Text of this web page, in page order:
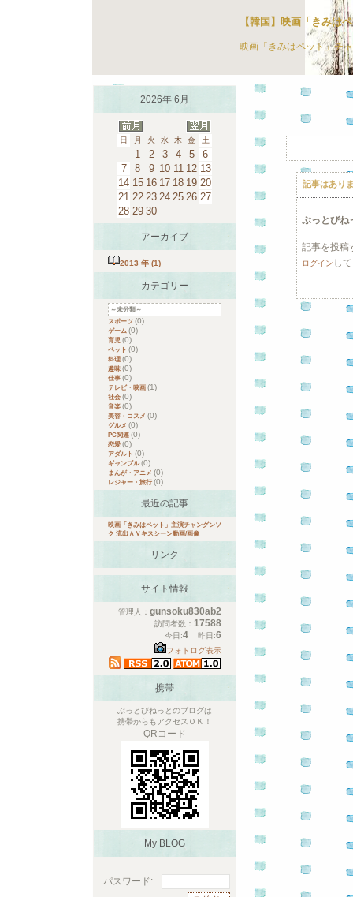
【韓国】映画「きみは
映画「きみはペット」チ
2026年 6月
日 月 火 水 木 金 土
1 2 3 4 5
6
7
8 9 10 11 12 13
14 15 16 17 18 19 20
21 22 23 24 25 26 27
28 29 30
アーカイブ
2013 年 (1)
カテゴリー
～未分類～
スポーツ (0)
ゲーム (0)
育児 (0)
ペット (0)
料理 (0)
趣味 (0)
仕事 (0)
テレビ・映画 (1)
社会 (0)
音楽 (0)
美容・コスメ (0)
グルメ (0)
PC関連 (0)
恋愛 (0)
アダルト (0)
ギャンブル(0)
まんが・アニメ (0)
レジャー・旅行 (0)
最近の記事
映画「きみはペット」主演チャングンソ
ク 流出ＡＶキスシーン動画/画像
リンク
サイト情報
管理人： gunsoku830ab2
訪問者数： 17588
今日:4 昨日:6
フォトログ表示
携帯
ぶっとびねっとのブログは
携帯からもアクセスＯＫ！
QRコード
My BLOG
パスワード:
記事はあり
ぶっとびね
記事を投稿
ログイン し